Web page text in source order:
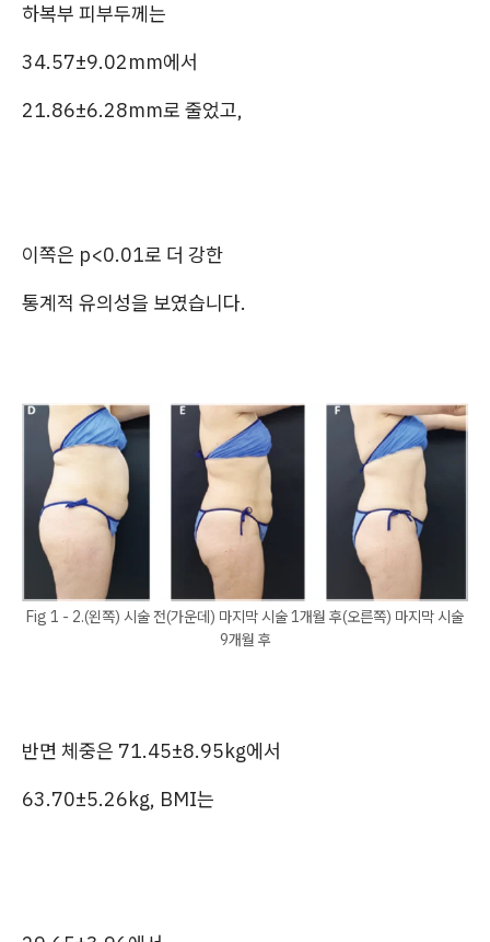
하복부 피부두께는
34.57±9.02mm에서
21.86±6.28mm로 줄었고,
이쪽은 p<0.01로 더 강한
통계적 유의성을 보였습니다.
Fig 1 - 2.(왼쪽) 시술 전(가운데) 마지막 시술 1개월 후(오른쪽) 마지막 시술
9개월 후
반면 체중은 71.45±8.95kg에서
63.70±5.26kg, BMI는